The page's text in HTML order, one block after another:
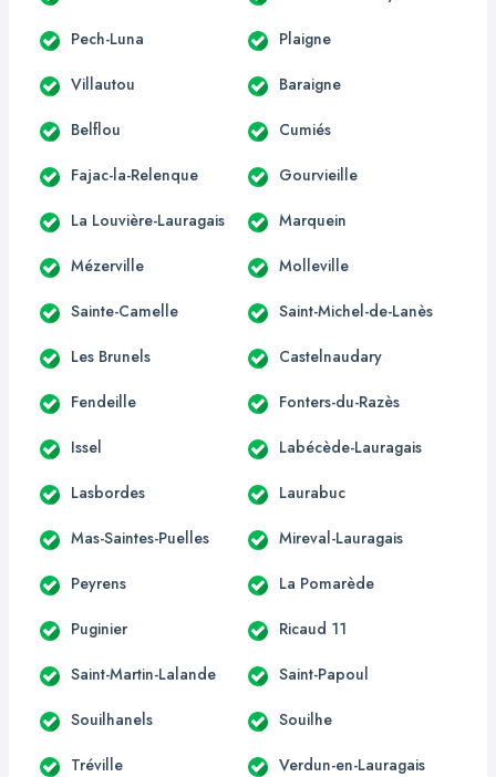
Pech-Luna Plaigne
Villautou Baraigne
Belflou Cumiés
Fajac-la-Relenque Gourvieille
La Louvière-Lauragais Marquein
Mézerville Molleville
Sainte-Camelle Saint-Michel-de-Lanès
Les Brunels Castelnaudary
Fendeille Fonters-du-Razès
Issel Labécède-Lauragais
Lasbordes Laurabuc
Mas-Saintes-Puelles Mireval-Lauragais
Peyrens La Pomarède
Puginier Ricaud 11
Saint-Martin-Lalande Saint-Papoul
Souilhanels Souilhe
Tréville Verdun-en-Lauragais